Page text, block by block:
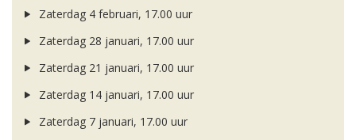
Zaterdag 4 februari, 17.00 uur
Zaterdag 28 januari, 17.00 uur
Zaterdag 21 januari, 17.00 uur
Zaterdag 14 januari, 17.00 uur
Zaterdag 7 januari, 17.00 uur